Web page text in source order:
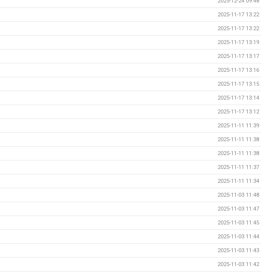
2025-11-17 13:22
2025-11-17 13:22
2025-11-17 13:19
2025-11-17 13:17
2025-11-17 13:16
2025-11-17 13:15
2025-11-17 13:14
2025-11-17 13:12
2025-11-11 11:39
2025-11-11 11:38
2025-11-11 11:38
2025-11-11 11:37
2025-11-11 11:34
2025-11-03 11:48
2025-11-03 11:47
2025-11-03 11:45
2025-11-03 11:44
2025-11-03 11:43
2025-11-03 11:42